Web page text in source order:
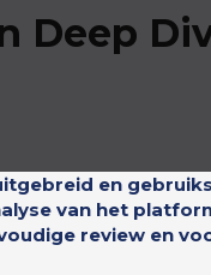
Deep
en
van het
review en